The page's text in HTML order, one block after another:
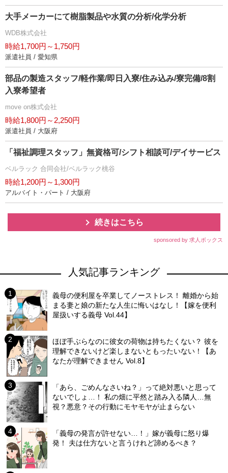
大手メーカーにて樹脂製品や水質の分析/化学分析
WDB株式会社
時給1,700円～1,750円
派遣社員 / 愛知県
部品の製造スタッフ/軽作業/即日入寮/住み込み/寮完備/8割
入寮希望者
move on株式会社
時給1,800円～2,250円
派遣社員 / 大阪府
「福祉調理スタッフ」無資格可/シフト相談可/デイサービス
ベルラック 合同会社/ベルラック桃谷
時給1,200円～1,300円
アルバイト・パート / 大阪府
続きはこちら
sponsored by 求人ボックス
人気記事ランキング
義母の便利屋を卒業してノーストレス！ 離婚から始
まる妻と娘の新たな人生に悔いはなし！【嫁を便利
屋扱いする義母 Vol.44】
ほぼ手ぶらなのに彼女の荷物は持ちたくない？ 彼を
理解できないけど楽しまないともったいない！【あ
なたが理解できません Vol.8】
「あら、ごめんなさいね？」って絶対悪いと思って
ないでしょ…！ 私の畑に平然と踏み入る隣人…無
視？悪意？その行動にモヤモヤが止まらない
「義母の発言が許せない…！」嫁が義母に怒り爆
発！ 夫は仕方ないと言うけれど諦めるべき？